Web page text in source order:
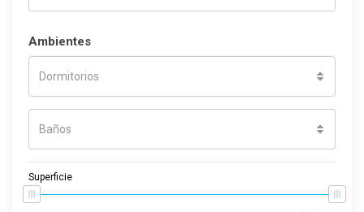
Ambientes
Dormitorios
Baños
Superficie